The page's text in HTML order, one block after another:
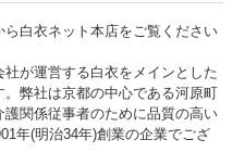
白衣ネット本店をご覧ください
が運営する白衣をメインとした
弊社は京都の中心である河原町
関係従事者のために品質の高い
年(明治34年)創業の企業でござ